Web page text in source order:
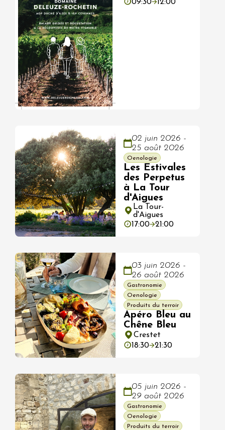
09:30 12:00
02 juin 2026 -
25 août 2026
Oenologie
Les Estivales
des Perpetus
à La Tour
d'Aigues
La Tour-
d'Aigues
17:00
21:00
03 juin 2026 -
26 août 2026
Gastronomie
Oenologie
Produits du terroir
Apéro Bleu au
Chêne Bleu
Crestet
18:30
21:30
05 juin 2026 -
29 août 2026
Gastronomie
Oenologie
Produits du terroir